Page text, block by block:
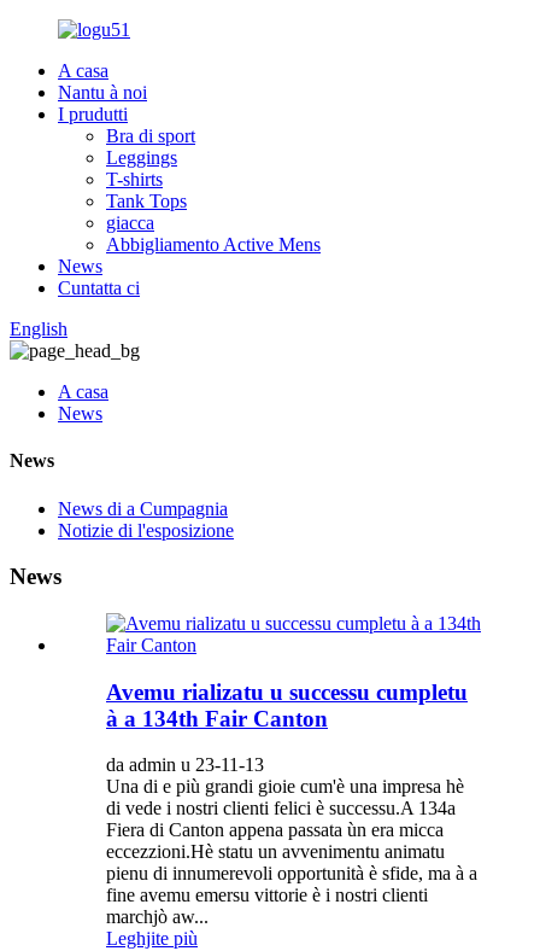
A casa
Nantu à noi
I prudutti
Bra di sport
Leggings
T-shirts
Tank Tops
giacca
Abbigliamento Active Mens
News
Cuntatta ci
English
A casa
News
News
News di a Cumpagnia
Notizie di l'esposizione
News
Avemu rializatu u successu cumpletu
à a 134th Fair Canton
da admin u 23-11-13
Una di e più grandi gioie cum'è una impresa hè
di vede i nostri clienti felici è successu.A 134a
Fiera di Canton appena passata ùn era micca
eccezzioni.Hè statu un avvenimentu animatu
pienu di innumerevoli opportunità è sfide, ma à a
fine avemu emersu vittorie è i nostri clienti
marchjò aw...
Leghjite più